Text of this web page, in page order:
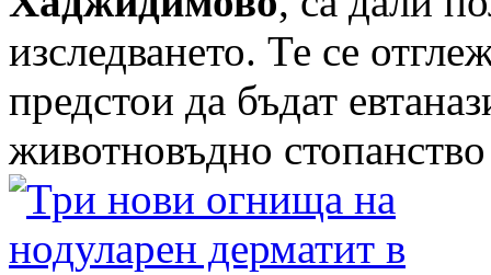
изследването. Те се
предстои да бъдат
животновъдно